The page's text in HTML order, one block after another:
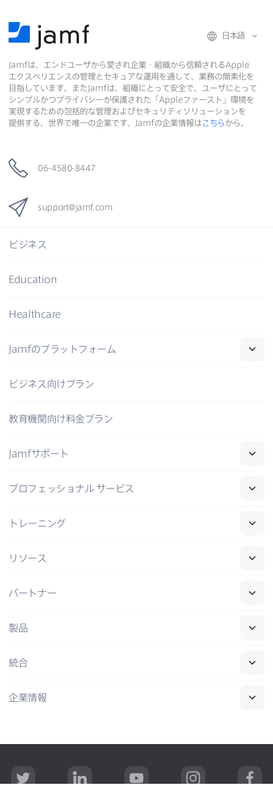
日本語
Jamfは、​エンドユーザから​愛され企業・組織から​信頼されるApple
エクスペリエンスの​管理と​セキュアな​運用を​通して、​業務の​簡素化を​
目指しています。​また Jamfは、​組織に​とって​安全で、​ユーザに​とって​
シンプルかつプライバシーが​保護された​「 Appleファースト」環境を​
実現する​ための​包括的な​管理および​セキュリティソリューションを​
提供する、​世界で​唯一の​企業です。
Jamfの​企業情報はこちらから。
06-4580-8447
support@jamf. com
ビジネス
Education
Healthcare
Jamfの​プラットフォーム
ビジネス向けプラン
教育機関向け料金プラン
Jamfサポート
プロフェッショナル サービス
トレーニング
リソース
パートナー
製品
統合
企業情報
T L Y I F